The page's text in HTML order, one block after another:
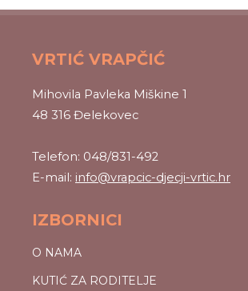
VRTIĆ VRAPČIĆ
Mihovila Pavleka Miškine 1
48 316 Đelekovec
Telefon: 048/831-492
E-mail: info@vrapcic-djecji-vrtic.hr
IZBORNICI
O NAMA
KUTIĆ ZA RODITELJE